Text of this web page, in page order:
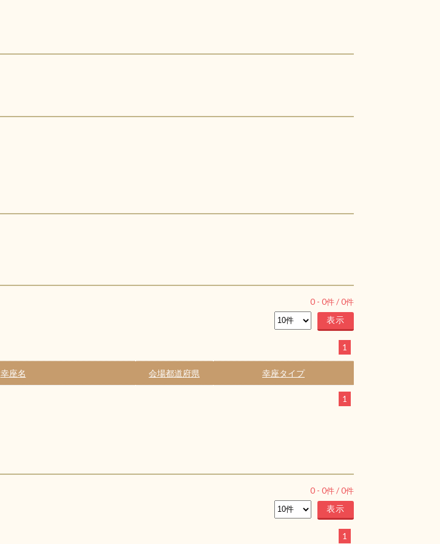
0 - 0件 /0件
1
幸座名 会場都道府県 幸座タイプ
1
0 - 0件 /0件
1